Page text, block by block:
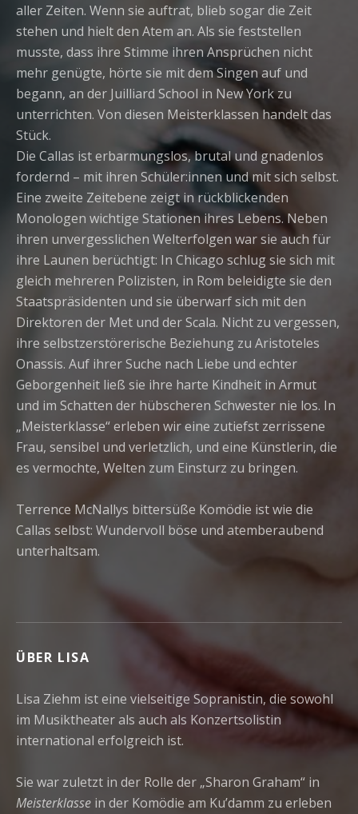
aller Zeiten. Wenn sie auftrat, blieb sogar die Zeit
stehen und hielt den Atem an. Als sie feststellen
musste, dass ihre Stimme ihren Ansprüchen nicht
mehr genügte, hörte sie mit dem Singen auf und
begann, an der Juilliard School in New York zu
unterrichten. Von diesen Meisterklassen handelt das
Stück.
Die Callas ist erbarmungslos, brutal und gnadenlos
fordernd – mit ihren Schüler:innen und mit sich selbst.
Eine zweite Zeitebene zeigt in rückblickenden
Monologen wichtige Stationen ihres Lebens. Neben
ihren unvergesslichen Welterfolgen war sie auch für
ihre Launen berüchtigt: In Chicago schlug sie sich mit
gleich mehreren Polizisten, in Rom beleidigte sie den
Staatspräsidenten und sie überwarf sich mit den
Direktoren der Met und der Scala. Nicht zu vergessen,
ihre selbstzerstörerische Beziehung zu Aristoteles
Onassis. Auf ihrer Suche nach Liebe und echter
Geborgenheit ließ sie ihre harte Kindheit in Armut
und im Schatten der hübscheren Schwester nie los. In
„Meisterklasse“ erleben wir eine zutiefst zerrissene
Frau, sensibel und verletzlich, und eine Künstlerin, die
es vermochte, Welten zum Einsturz zu bringen.
Terrence McNallys bittersüße Komödie ist wie die
Callas selbst: Wundervoll böse und atemberaubend
unterhaltsam.
ÜBER LISA
Lisa Ziehm ist eine vielseitige Sopranistin, die sowohl
im Musiktheater als auch als Konzertsolistin
international erfolgreich ist.
Sie war zuletzt in der Rolle der „Sharon Graham“ in
Meisterklasse in der Komödie am Ku’damm zu erleben